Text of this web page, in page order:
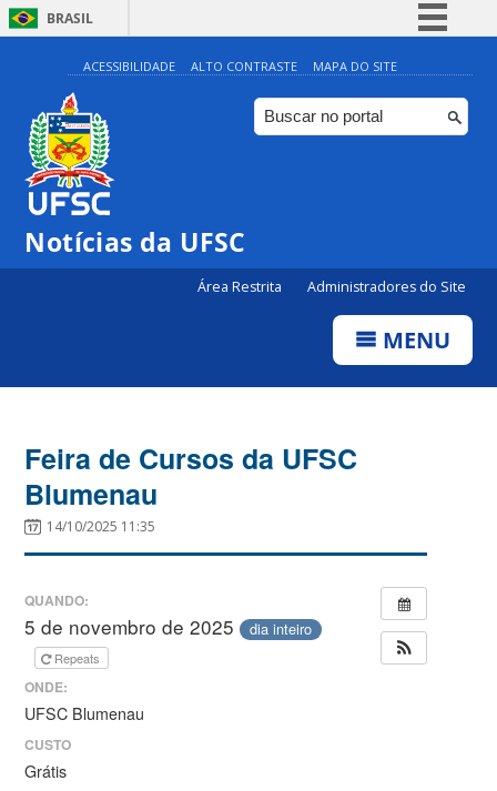
BRASIL
Simplifique!
Comunica BR
Participe
ACESSIBILIDADE ALTO CONTRASTE MAPA DO SITE
Notícias da UFSC
Área Restrita Administradores do Site
MENU
Feira de Cursos da UFSC
Blumenau
14/10/2025 11:35
QUANDO:
5 de novembro de 2025 dia inteiro
Repeats
ONDE:
UFSC Blumenau
CUSTO
Grátis